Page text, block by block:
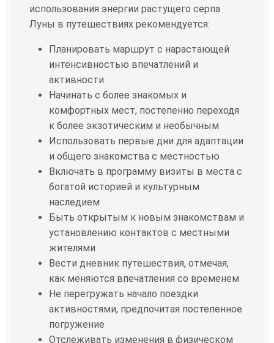
использования энергии растущего серпа
Луны в путешествиях рекомендуется:
Планировать маршрут с нарастающей
интенсивностью впечатлений и
активности
Начинать с более знакомых и
комфортных мест, постепенно переходя
к более экзотическим и необычным
Использовать первые дни для адаптации
и общего знакомства с местностью
Включать в программу визиты в места с
богатой историей и культурным
наследием
Быть открытым к новым знакомствам и
установлению контактов с местными
жителями
Вести дневник путешествия, отмечая,
как меняются впечатления со временем
Не перегружать начало поездки
активностями, предпочитая постепенное
погружение
Отслеживать изменения в физическом